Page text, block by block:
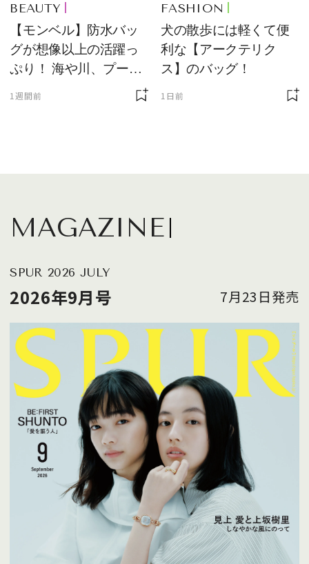
BEAUTY
【モンベル】防水バッ
グが想像以上の活躍っ
ぷり！ 海や川、プール
1週間前
FASHION
犬の散歩には軽くて便
利な【アークテリク
ス】のバッグ！
1日前
MAGAZINE
SPUR 2026 JULY
2026年9月号 7月23日発売